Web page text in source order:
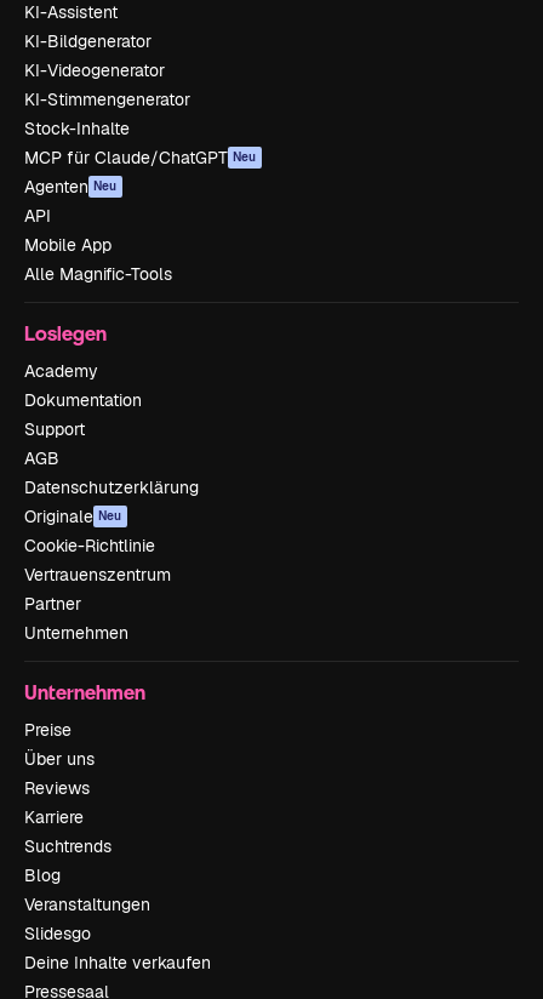
KI-Assistent
KI-Bildgenerator
KI-Videogenerator
KI-Stimmengenerator
Stock-Inhalte
MCP für Claude/ChatGPT Neu
Agenten Neu
API
Mobile App
Alle Magnific-Tools
Loslegen
Academy
Dokumentation
Support
AGB
Datenschutzerklärung
Originale Neu
Cookie-Richtlinie
Vertrauenszentrum
Partner
Unternehmen
Unternehmen
Preise
Über uns
Reviews
Karriere
Suchtrends
Blog
Veranstaltungen
Slidesgo
Deine Inhalte verkaufen
Pressesaal